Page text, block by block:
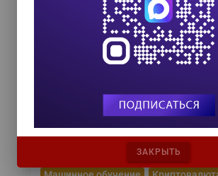
COMPENSATION & BENEFITS
RUSSIA 2026
15 октября 2026
Эпидемия коронавируса
Цифровая трансформация
Робототехника
Облачные
ЗАКРЫТЬ